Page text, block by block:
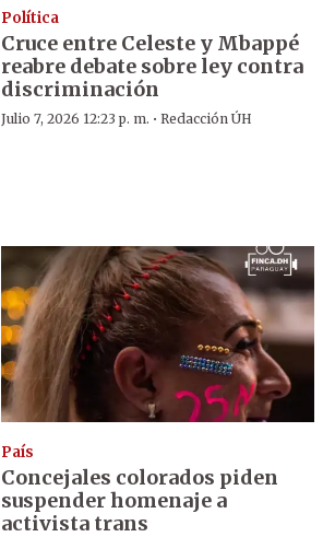
Política
Cruce entre Celeste y Mbappé
reabre debate sobre ley contra
discriminación
Julio 7, 2026 12:23 p. m. · Redacción ÚH
País
Concejales colorados piden
suspender homenaje a
activista trans